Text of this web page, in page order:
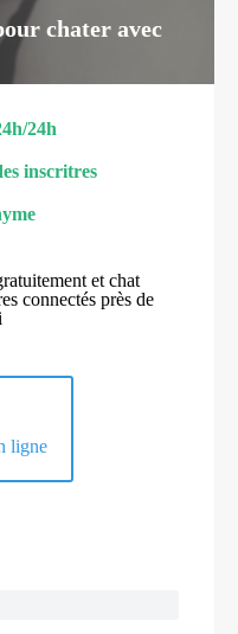
chater avec
24h
inscritres
et chat
connectés près de
ligne